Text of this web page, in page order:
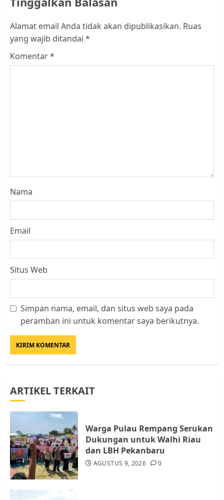
Alamat email Anda tidak akan dipublikasikan. Ruas
yang wajib ditandai *
Komentar*
Nama
Email
Situs Web
Simpan nama, email, dan situs web saya pada
peramban ini untuk komentar saya berikutnya.
ARTIKEL TERKAIT
Warga Pulau Rempang Serukan
Dukungan untuk Walhi Riau
dan LBH Pekanbaru
AGUSTUS 9, 2026 0
Kader Pajak jadi Penghubung
4
Datangi Pemko Batam, Warga
JULI 21, 2026 0